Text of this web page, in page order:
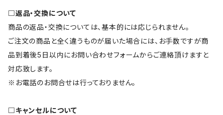
□返品・交換について
商品の返品・交換については、基本的には応じられません。
ご注文の商品と全く違うものが届いた場合には、お手数ですが商
品到着後5日以内にお問い合わせフォームからご連絡頂けますと
対応致します。
※お電話のお問合せは行っておりません。
□キャンセルについて